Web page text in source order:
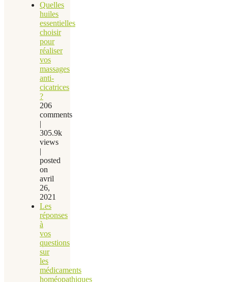
Quelles
huiles
essentielles
choisir
pour
réaliser
vos
massages
anti-
cicatrices
?
206
comments
|
305.9k
views
|
posted
on
avril
26,
2021
Les
réponses
à
vos
questions
sur
les
médicaments
homéopathiques